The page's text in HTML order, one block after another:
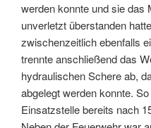
werden konnte und sie das
unverletzt überstanden
zwischenzeitlich ebenfalls
trennte anschließend das
hydraulischen Schere ab,
abgelegt werden konnte.
Einsatzstelle bereits nach